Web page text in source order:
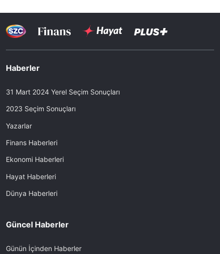
Haberler
31 Mart 2024 Yerel Seçim Sonuçları
2023 Seçim Sonuçları
Yazarlar
Finans Haberleri
Ekonomi Haberleri
Hayat Haberleri
Dünya Haberleri
Güncel Haberler
Günün İçinden Haberler